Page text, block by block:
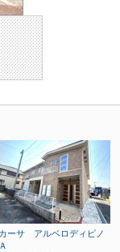
カーサ アルベロディピノ
Ａ